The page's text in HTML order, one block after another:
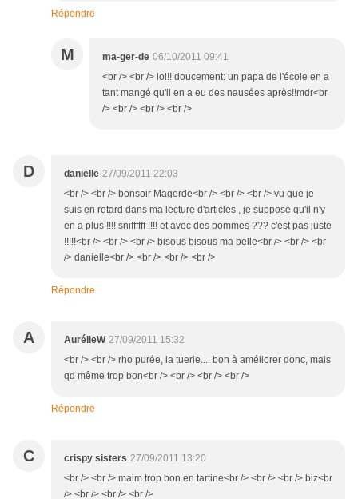
Répondre
M ma-ger-de 06/10/2011 09:41
<br /> <br /> lol!! doucement: un papa de l'école en a
tant mangé qu'il en a eu des nausées après!!mdr<br
/> <br /> <br /> <br />
D danielle 27/09/2011 22:03
<br /> <br /> bonsoir Magerde<br /> <br /> <br /> vu que je
suis en retard dans ma lecture d'articles , je suppose qu'il n'y
en a plus !!!! sniffffff !!!! et avec des pommes ??? c'est pas juste
!!!!!<br /> <br /> <br /> bisous bisous ma belle<br /> <br /> <br
/> danielle<br /> <br /> <br /> <br />
Répondre
A AurélieW 27/09/2011 15:32
<br /> <br /> rho purée, la tuerie.... bon à améliorer donc, mais
qd même trop bon<br /> <br /> <br /> <br />
Répondre
C crispy sisters 27/09/2011 13:20
<br /> <br /> maim trop bon en tartine<br /> <br /> <br /> biz<br
/> <br /> <br /> <br />